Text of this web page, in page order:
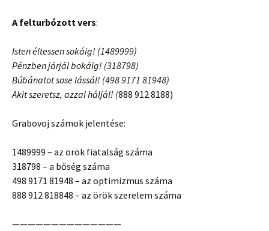
A felturbózott vers:
Isten éltessen sokáig! (1489999)
Pénzben járjál bokáig! (318798)
Búbánatot sose lássál! (498 9171 81948)
Akit szeretsz, azzal háljál! (888 912 8188)
Grabovoj számok jelentése:
1489999 – az örök fiatalság száma
318798 – a bőség száma
498 9171 81948 – az optimizmus száma
888 912 818848 – az örök szerelem száma
——————————————